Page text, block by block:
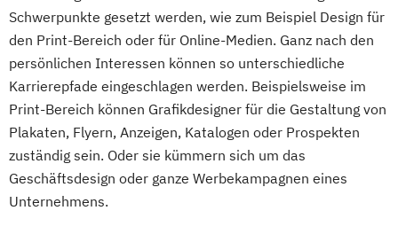
Schwerpunkte gesetzt werden, wie zum Beispiel Design für
den Print-Bereich oder für Online-Medien. Ganz nach den
persönlichen Interessen können so unterschiedliche
Karrierepfade eingeschlagen werden. Beispielsweise im
Print-Bereich können Grafikdesigner für die Gestaltung von
Plakaten, Flyern, Anzeigen, Katalogen oder Prospekten
zuständig sein. Oder sie kümmern sich um das
Geschäftsdesign oder ganze Werbekampagnen eines
Unternehmens.